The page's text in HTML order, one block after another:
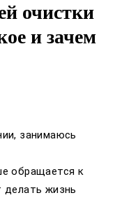
очистки
и зачем
занимаюсь
обращается к
делать жизнь